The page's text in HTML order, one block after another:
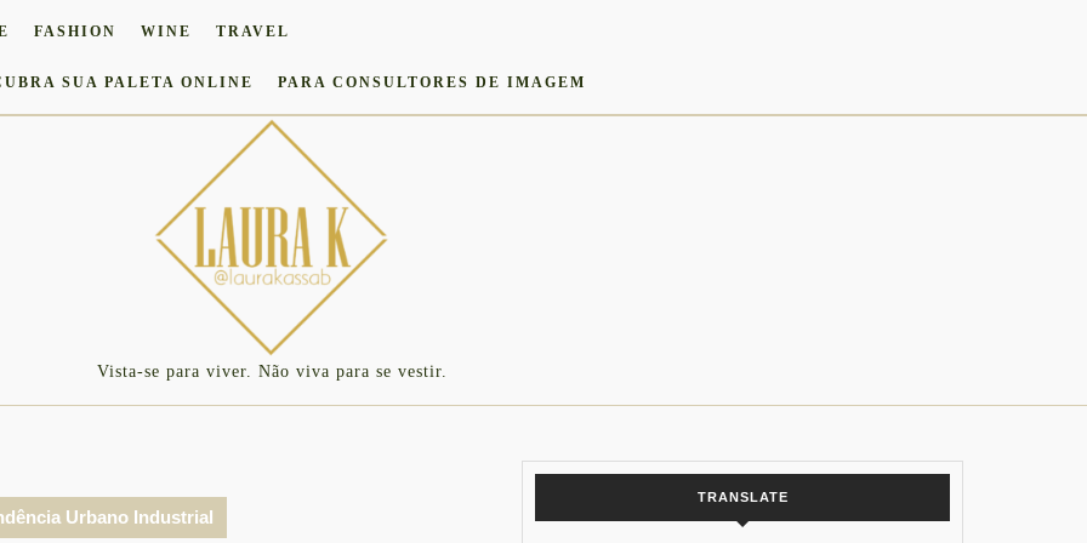
FASHION WINE TRAVEL
SUA PALETA ONLINE PARA CONSULTORES DE IMAGEM
Vista-se para viver. Não viva para se vestir.
Urbano Industrial
TRANSLATE